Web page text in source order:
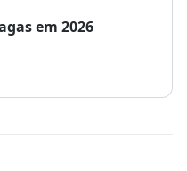
em 2026